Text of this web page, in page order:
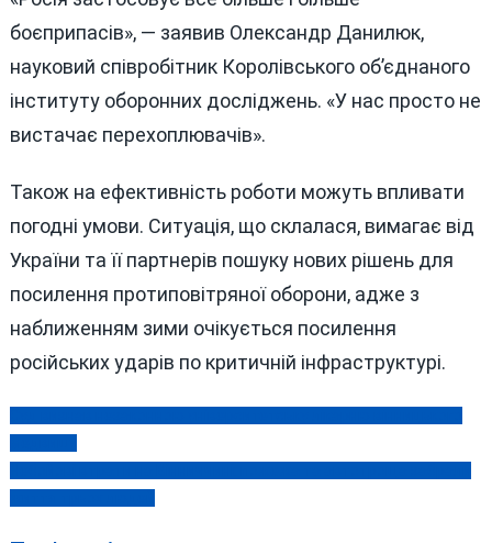
боєприпасів», — заявив Олександр Данилюк,
науковий співробітник Королівського об’єднаного
інституту оборонних досліджень. «У нас просто не
вистачає перехоплювачів».
Також на ефективність роботи можуть впливати
погодні умови. Ситуація, що склалася, вимагає від
України та її партнерів пошуку нових рішень для
посилення протиповітряної оборони, адже з
наближенням зими очікується посилення
російських ударів по критичній інфраструктурі.
Навігація
записів